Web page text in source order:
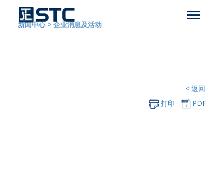
新闻中心 > 企业消息及活动
< 返回
打印
PDF